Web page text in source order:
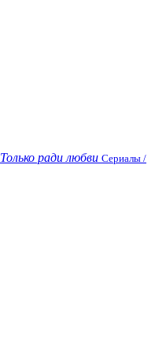
Только ради любви Сериалы /